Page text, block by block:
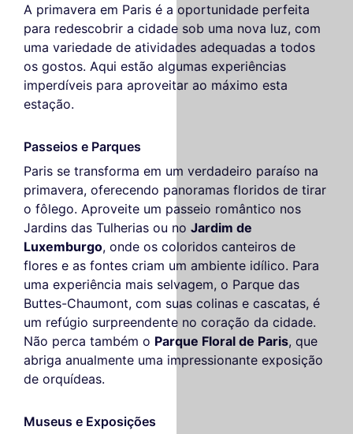
A primavera em Paris é a oportunidade perfeita
para redescobrir a cidade sob uma nova luz, com
uma variedade de atividades adequadas a todos
os gostos. Aqui estão algumas experiências
imperdíveis para aproveitar ao máximo esta
estação.
Passeios e Parques
Paris se transforma em um verdadeiro paraíso na
primavera, oferecendo panoramas floridos de tirar
o fôlego. Aproveite um passeio romântico nos
Jardins das Tulherias ou no Jardim de
Luxemburgo, onde os coloridos canteiros de
flores e as fontes criam um ambiente idílico. Para
uma experiência mais selvagem, o Parque das
Buttes-Chaumont, com suas colinas e cascatas, é
um refúgio surpreendente no coração da cidade.
Não perca também o Parque Floral de Paris, que
abriga anualmente uma impressionante exposição
de orquídeas.
Museus e Exposições